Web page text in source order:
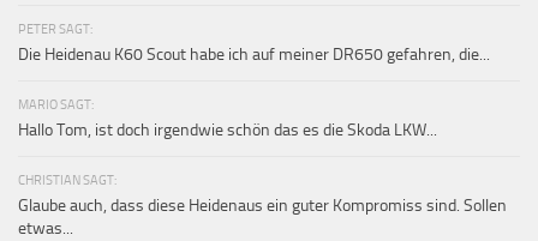
PETER SAGT:
Die Heidenau K60 Scout habe ich auf meiner DR650 gefahren, die...
MARIO SAGT:
Hallo Tom, ist doch irgendwie schön das es die Skoda LKW...
CHRISTIAN SAGT:
Glaube auch, dass diese Heidenaus ein guter Kompromiss sind. Sollen
etwas...